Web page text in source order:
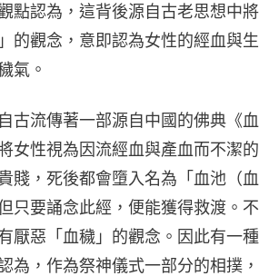
點認為，這背後源自古老思想中將
的觀念，意即認為女性的經血與生
氣。
古流傳著一部源自中國的佛典《血
女性視為因流經血與產血而不潔的
賤，死後都會墮入名為「血池（血
只要誦念此經，便能獲得救渡。不
厭惡「血穢」的觀念。因此有一種
為，作為祭神儀式一部分的相撲，